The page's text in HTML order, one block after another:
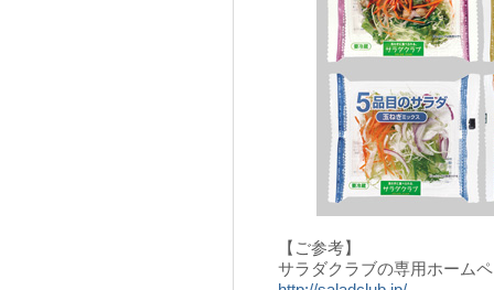
【ご参考】
サラダクラブの専用ホーム